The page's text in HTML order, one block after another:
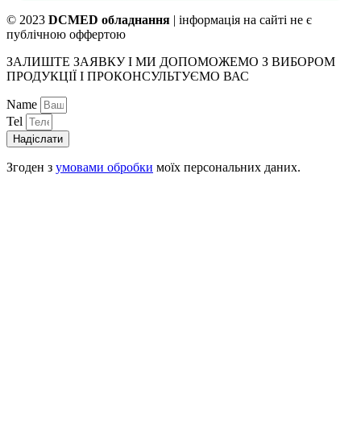
© 2023 DCMED обладнання | інформація на сайті не є
публічною оффертою
ЗАЛИШТЕ ЗАЯВКУ І МИ ДОПОМОЖЕМО З ВИБОРОМ
ПРОДУКЦІЇ І ПРОКОНСУЛЬТУЄМО ВАС
Name
Tel
Надіслати
Згоден з умовами обробки моїх персональних даних.